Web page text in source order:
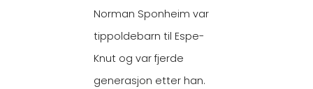
Norman Sponheim var
tippoldebarn til Espe-
Knut og var fjerde
generasjon etter han.